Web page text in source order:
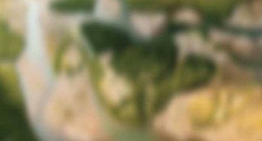
Canada